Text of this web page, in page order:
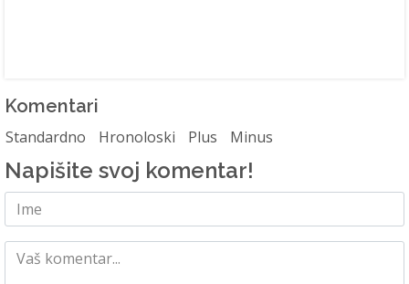
Komentari
Standardno Hronoloski Plus Minus
Napišite svoj komentar!